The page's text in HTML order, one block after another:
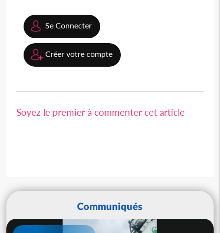
Se Connecter
Créer votre compte
Soyez le premier à commenter cet article
Communiqués